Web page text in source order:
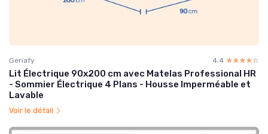
Geriafy 4.4 ☆☆☆☆☆
★★★★★
Lit Électrique 90x200 cm avec Matelas Professional HR
- Sommier Électrique 4 Plans - Housse Imperméable et
Lavable
Voir le détail